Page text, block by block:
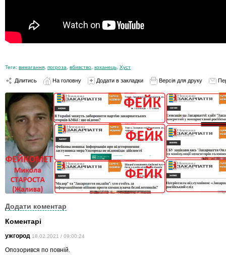
Теги: вимагання погроза вбивство коханець Хуст
Ділитись На головну Додати в закладки Версія для друку
Додати коментар
Коментарі
ужгород 18.02.2021 / 09:00:24
Опозорився по повній.